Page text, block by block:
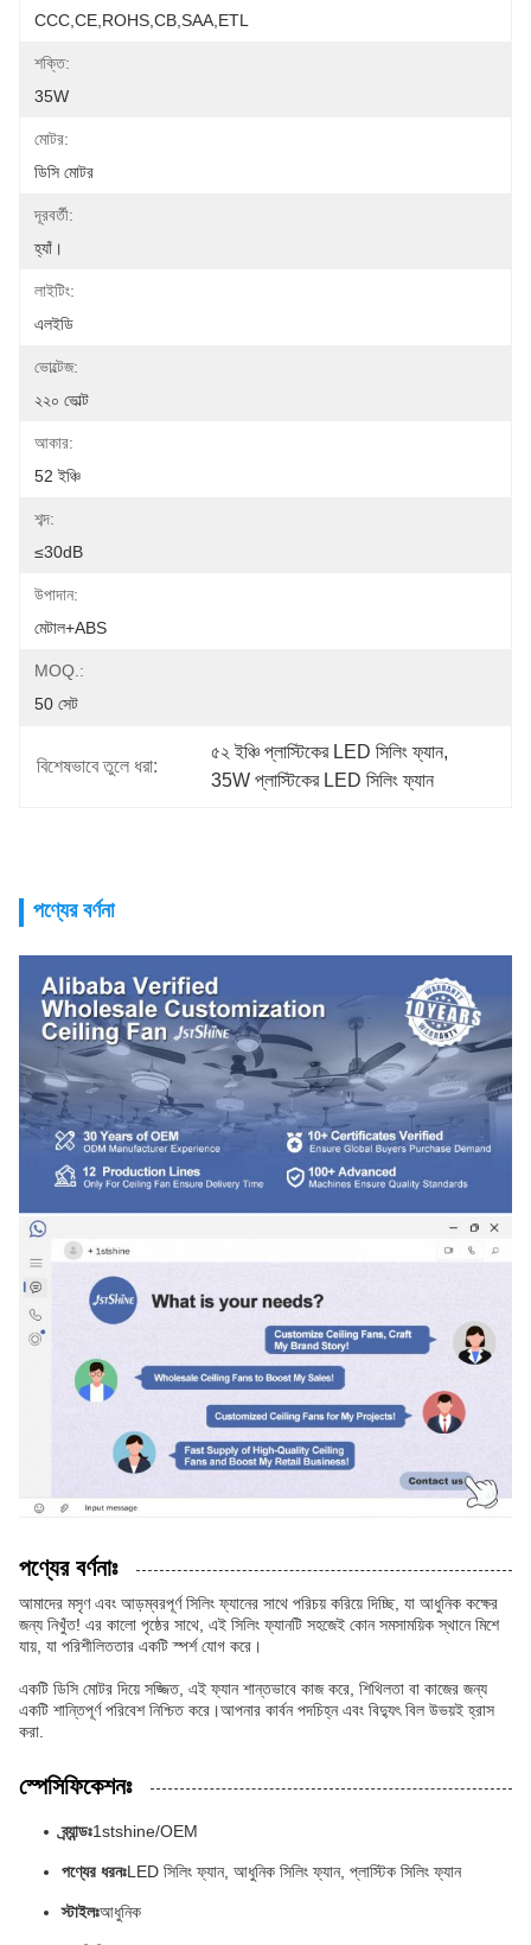
CCC,CE,ROHS,CB,SAA,ETL
শক্তি:
35W
মোটর:
ডিসি মোটর
দূরবর্তী:
হ্যাঁ।
লাইটিং:
এলইডি
ভোল্টেজ:
২২০ ভোল্ট
আকার:
52 ইঞ্চি
শব্দ:
≤30dB
উপাদান:
মেটাল+ABS
MOQ.:
50 সেট
বিশেষভাবে তুলে ধরা:
৫২ ইঞ্চি প্লাস্টিকের LED সিলিং ফ্যান,
35W প্লাস্টিকের LED সিলিং ফ্যান
পণ্যের বর্ণনা
পণ্যের বর্ণনাঃ
আমাদের মসৃণ এবং আড়ম্বরপূর্ণ সিলিং ফ্যানের সাথে পরিচয় করিয়ে দিচ্ছি, যা আধুনিক কক্ষের
জন্য নিখুঁত! এর কালো পৃষ্ঠের সাথে, এই সিলিং ফ্যানটি সহজেই কোন সমসাময়িক স্থানে মিশে
যায়, যা পরিশীলিততার একটি স্পর্শ যোগ করে।
একটি ডিসি মোটর দিয়ে সজ্জিত, এই ফ্যান শান্তভাবে কাজ করে, শিথিলতা বা কাজের জন্য
একটি শান্তিপূর্ণ পরিবেশ নিশ্চিত করে।আপনার কার্বন পদচিহ্ন এবং বিদ্যুৎ বিল উভয়ই হ্রাস
করা.
স্পেসিফিকেশনঃ
ব্র্যান্ডঃ1stshine/OEM
পণ্যের ধরনঃLED সিলিং ফ্যান, আধুনিক সিলিং ফ্যান, প্লাস্টিক সিলিং ফ্যান
স্টাইলঃআধুনিক